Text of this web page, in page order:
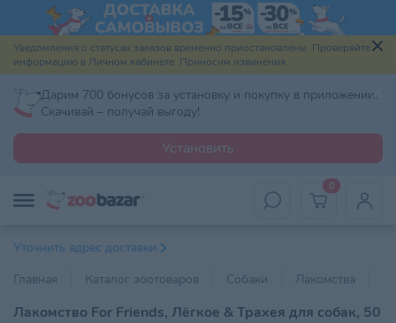
Уведомления о статусах заказов временно приостановлены. Проверяйте
информацию в Личном кабинете. Приносим извинения.
Дарим 700 бонусов за установку и покупку в приложении.
Скачивай – получай выгоду!
Установить
0
Уточнить адрес доставки
Главная
Каталог зоотоваров Собаки Лакомства
Лакомство For Friends, Лёгкое & Трахея для собак, 50